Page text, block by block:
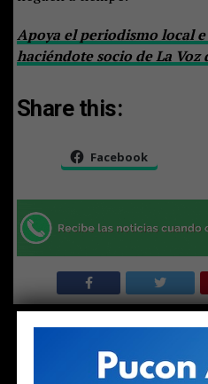
Apoya el periodismo local
haciéndote socio de La Voz
Share this:
Facebook
RELATED TOPICS: ADOLESCENTE